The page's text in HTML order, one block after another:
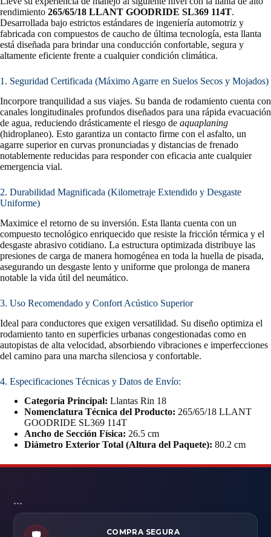
rendimiento 265/65/18 LLANT GOODRIDE SL369 114T.
Desarrollada bajo estrictos estándares de ingeniería automotriz y
fabricada con compuestos de caucho de última tecnología, esta llanta
está diseñada para brindar una conducción confortable, segura y
altamente eficiente frente a cualquier condición climática.
1. Seguridad Certificada (Máximo Agarre en Suelos Secos y Mojados)
Incorpore tranquilidad a sus viajes. Su banda de rodamiento cuenta con
canales longitudinales profundos diseñados para una rápida evacuación
de agua, reduciendo drásticamente el riesgo de aquaplaning
(hidroplaneo). Esto garantiza un contacto firme con el asfalto, un
agarre superior en curvas pronunciadas y distancias de frenado
notablemente reducidas para responder con eficacia ante cualquier
emergencia vial.
2. Durabilidad Magnificada (Kilometraje Extendido y Desgaste
Uniforme)
Maximice el retorno de su inversión. Esta llanta cuenta con un
compuesto tecnológico enriquecido que resiste la fricción térmica y el
desgaste abrasivo cotidiano. La estructura optimizada distribuye las
presiones de carga de manera homogénea en toda la huella de pisada,
asegurando un desgaste lento y uniforme que prolonga de manera
notable la vida útil del neumático.
3. Uso Recomendado y Confort Acústico Superior
Ideal para conductores que exigen versatilidad. Su diseño optimiza el
rodamiento tanto en superficies urbanas congestionadas como en
autopistas de alta velocidad, absorbiendo vibraciones e imperfecciones
del camino para una marcha silenciosa y confortable.
4. Especificaciones Técnicas y Datos de Envío:
Categoría Principal: Llantas Rin 18
Nomenclatura Técnica del Producto: 265/65/18 LLANT
GOODRIDE SL369 114T
Ancho de Sección Física: 26.5 cm
Diámetro Exterior Total (Altura del Paquete): 80.2 cm
```
COMPRA SEGURA